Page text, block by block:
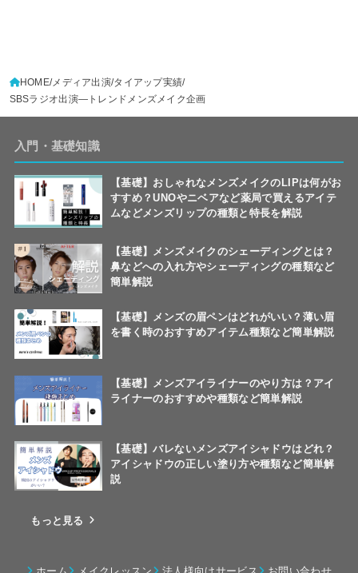
HOME メディア出演/タイアップ実績
SBSラジオ出演―トレンドメンズメイク企画
入門・基礎知識
【基礎】おしゃれなメンズメイクのLIPは何がお
すすめ？UNOやニベアなど薬局で買えるアイテ
ムなどメンズリップの種類と特長を解説
【基礎】メンズメイクのシェーディングとは？
鼻などへの入れ方やシェーディングの種類など
簡単解説
【基礎】メンズの眉ペンはどれがいい？薄い眉
を書く時のおすすめアイテム種類など簡単解説
【基礎】メンズアイライナーのやり方は？アイ
ライナーのおすすめや種類など簡単解説
【基礎】バレないメンズアイシャドウはどれ？
アイシャドウの正しい塗り方や種類など簡単解
説
もっと見る